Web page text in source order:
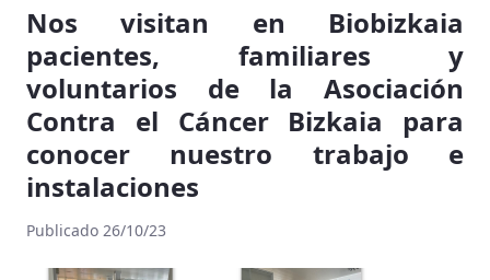
Nos visitan en Biobizkaia
pacientes, familiares y
voluntarios de la Asociación
Contra el Cáncer Bizkaia para
conocer nuestro trabajo e
instalaciones
Publicado 26/10/23